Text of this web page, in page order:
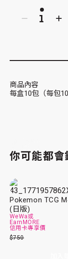
商品內容
每盒10包（每包10
你可能都會
Pokemon TCG
(日版)
WeWa或
EarnMORE
信用卡專享價
$750